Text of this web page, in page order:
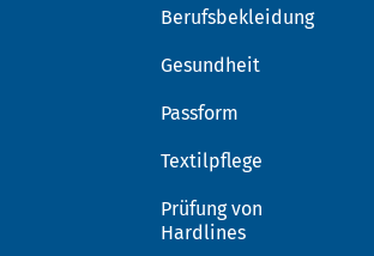
Berufsbekleidung
Gesundheit
Passform
Textilpflege
Prüfung von
Hardlines